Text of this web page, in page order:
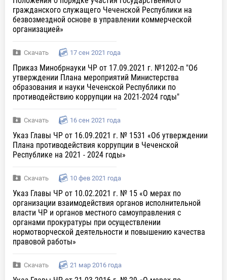
гражданского служащего Чеченской Республики на
безвозмездной основе в управлении коммерческой
организацией»
Скачать 17 сен 2021 года
Приказ Минобрнауки ЧР от 17.09.2021 г. №1202-п "Об
утверждении Плана мероприятий Министерства
образования и науки Чеченской Республики по
противодействию коррупции на 2021-2024 годы"
Скачать 16 сен 2021 года
Указ Главы ЧР от 16.09.2021 г. № 1531 «Об утверждении
Плана противодействия коррупции в Чеченской
Республике на 2021 - 2024 годы»
Скачать 10 фев 2021 года
Указ Главы ЧР от 10.02.2021 г. № 15 «О мерах по
организации взаимодействия органов исполнительной
власти ЧР и органов местного самоуправления с
органами прокуратуры при осуществлении
нормотворческой деятельности и повышению качества
правовой работы»
Скачать 21 мар 2016 года